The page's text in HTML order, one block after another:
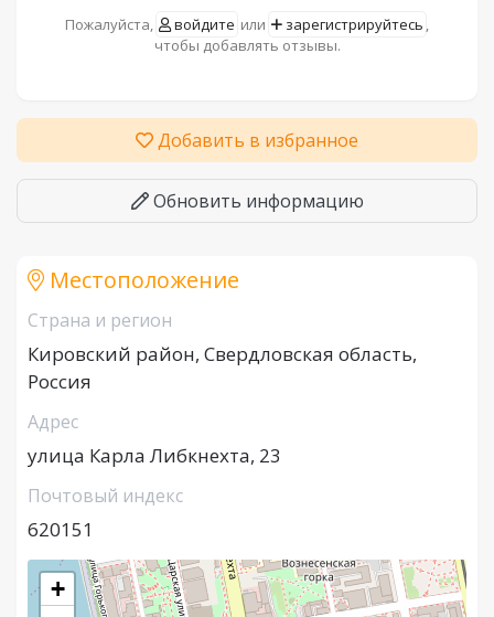
Пожалуйста, войдите или зарегистрируйтесь ,
чтобы добавлять отзывы.
Добавить в избранное
Обновить информацию
Местоположение
Страна и регион
Кировский район, Свердловская область,
Россия
Адрес
улица Карла Либкнехта, 23
Почтовый индекс
620151
+